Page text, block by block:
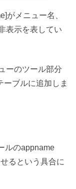
がメニュー名、
表示を表してい
ーのツール部分
ブルに追加しま
ルのappname
るという具合に